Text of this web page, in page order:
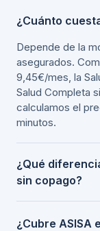
¿Cuánto
Depende de la
asegurados.
9,45€/mes, la
Salud Completa
calculamos el
minutos.
¿Qué
sin copago?
¿Cubre ASISA